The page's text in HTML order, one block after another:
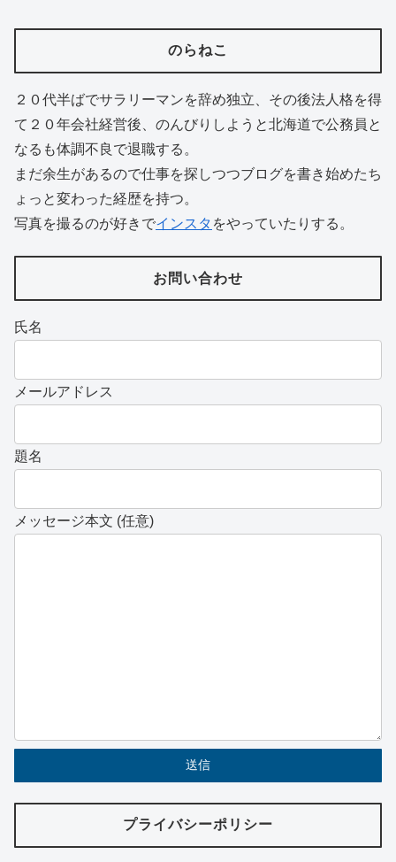
のらねこ
２０代半ばでサラリーマンを辞め独立、その後法人格を得
て２０年会社経営後、のんびりしようと北海道で公務員と
なるも体調不良で退職する。
まだ余生があるので仕事を探しつつブログを書き始めたち
ょっと変わった経歴を持つ。
写真を撮るのが好きでインスタ をやっていたりする。
お問い合わせ
氏名
メールアドレス
題名
メッセージ本文 (任意)
プライバシーポリシー